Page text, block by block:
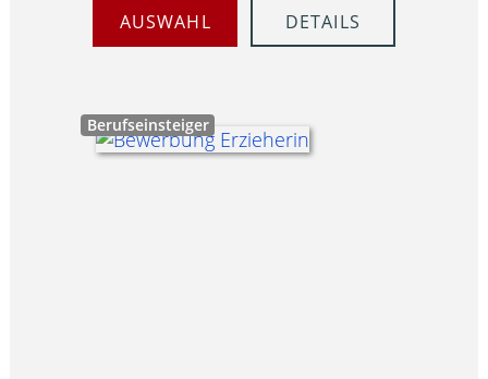
AUSWAHL DETAILS
Berufseinsteiger